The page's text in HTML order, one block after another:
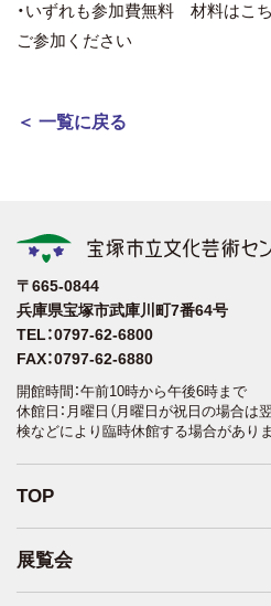
・いずれも参加費無料 材料はこ
ご参加ください
＜ 一覧に戻る
TOP
展覧会
〒665-0844
兵庫県宝塚市武庫川町7番64号
TEL：0797-62-6800
FAX：0797-62-6880
開館時間：午前10時から午後6時まで
休館日：月曜日（月曜日が祝日の場合は
検などにより臨時休館する場合がありま